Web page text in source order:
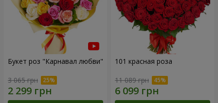
Букет роз "Карнавал любви"
3 065 грн
101 красная роза
11 089 грн